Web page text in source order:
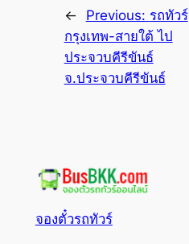
← Previous: รถทัวร์
กรุงเทพ-สายใต้ ไป
ประจวบคีรีขันธ์
จ.ประจวบคีรีขันธ์
จองตั๋วรถทัวร์